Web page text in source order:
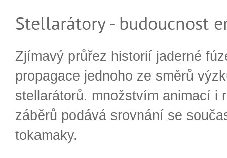
Stellarátory - budoucnost
Zjímavý průřez historií jaderné
propagace jednoho ze směrů
stellarátorů. množstvím animací i
záběrů podává srovnání se
tokamaky.